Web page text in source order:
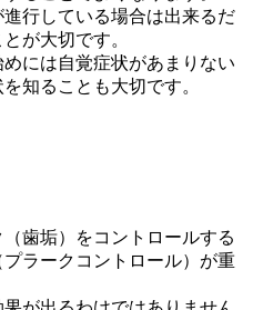
行している場合は出来るだ
が大切です。
には自覚症状があまりない
知ることも大切です。
歯垢）をコントロールする
ラークコントロール）が重